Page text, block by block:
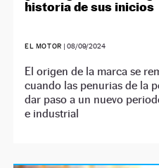
historia de sus inicios
EL MOTOR |08/09/2024
El origen de la marca se
cuando las penurias de la
dar paso a un nuevo
e industrial